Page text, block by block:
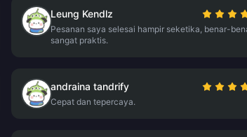
Leung Kendlz
Pesanan saya selesai hampir seketika, benar-
sangat praktis.
andraina tandrify
Cepat dan tepercaya.